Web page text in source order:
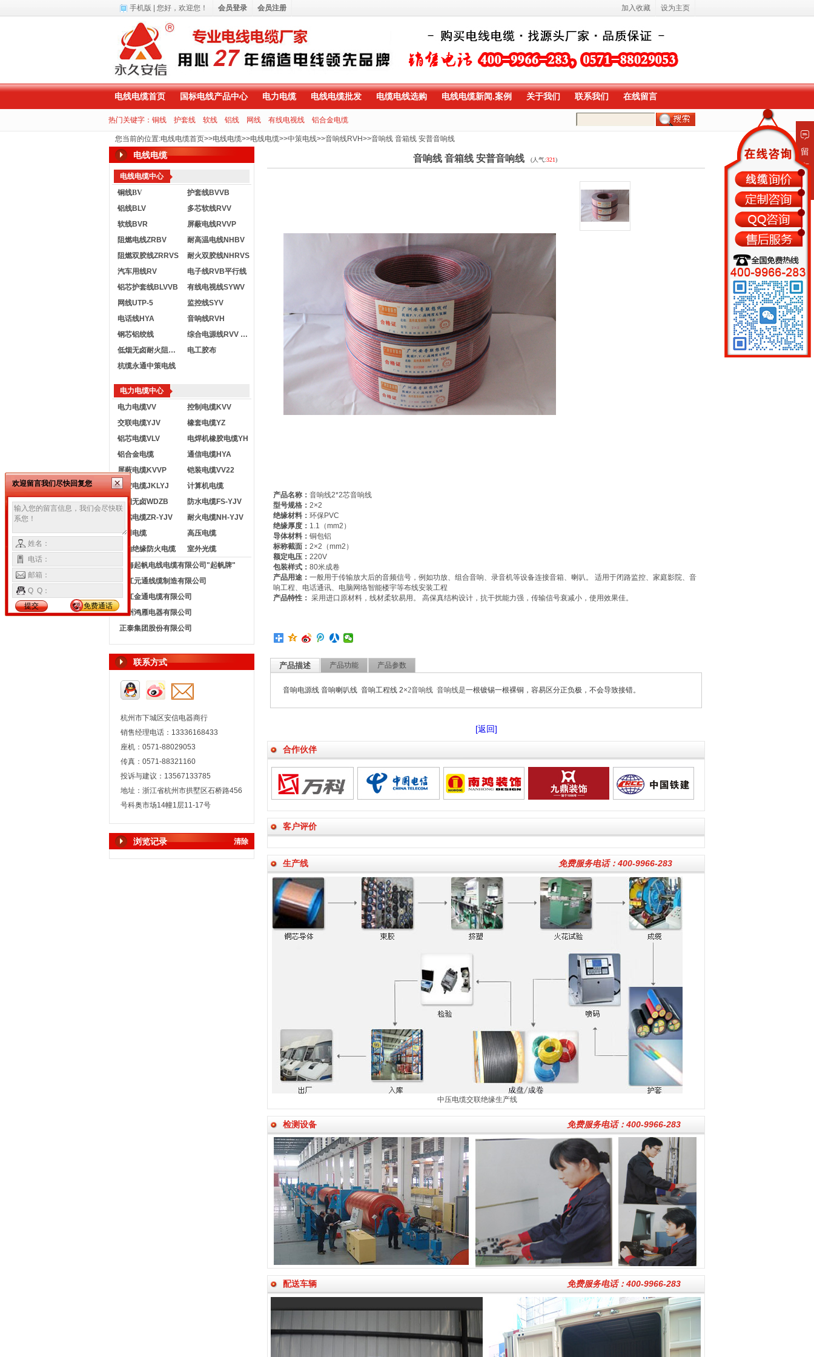
电线电缆首页 国标电线产品中心 电力电缆 电线电缆批发 电缆电线选购 电线电缆新闻.案例 关于我们 联系我们 在线留言
热门关键字： 铜线 护套线 软线 铝线 网线 有线电视线 铝合金电缆
您当前的位置:电线电缆首页>>电线电缆>>电线电缆>>中策电线>>音响线RVH>>音响线 音箱线 安普音响线
电线电缆
电线电缆中心
铜线BV
护套线BVVB
铝线BLV
多芯软线RVV
软线BVR
屏蔽电线RVVP
阻燃电线ZRBV
耐高温电线NHBV
阻燃双胶线ZRRVS
耐火双胶线NHRVS
汽车用线RV
电子线RVB平行线
铝芯护套线BLVVB
有线电视线SYWV
网线UTP-5
监控线SYV
电话线HYA
音响线RVH
钢芯铝绞线
综合电源线RVV KVVR
低烟无卤耐火阻燃电线
电工胶布
杭缆永通中策电线
电力电缆中心
电力电缆VV
控制电缆KVV
交联电缆YJV
橡套电缆YZ
铝芯电缆VLV
电焊机橡胶电缆YH
铝合金电缆
通信电缆HYA
屏蔽电缆KVVP
铠装电缆VV22
架空电缆JKLYJ
计算机电缆
低烟无卤WDZB
防水电缆FS-YJV
阻燃电缆ZR-YJV
耐火电缆NH-YJV
船用电缆
高压电缆
矿物绝缘防火电缆
室外光缆
上海起帆电线电缆有限公司"起帆牌"
浙江元通线缆制造有限公司
浙江金通电缆有限公司
杭州鸿雁电器有限公司
正泰集团股份有限公司
联系方式
杭州市下城区安信电器商行
销售经理电话：13336168433
座机：0571-88029053
传真：0571-88321160
投诉与建议：13567133785
地址：浙江省杭州市拱墅区石桥路456
号科奥市场14幢1层11-17号
浏览记录 清除
音响线 音箱线 安普音响线 (人气:321)
产品名称： 音响线2*2芯音响线
型号规格： 2×2
绝缘材料： 环保PVC
绝缘厚度： 1.1（mm2）
导体材料： 铜包铝
标称截面： 2×2（mm2）
额定电压： 220V
包装样式： 80米成卷
产品用途： 一般用于传输放大后的音频信号，例如功放、组合音响、录音机等设备连接音箱、喇叭。 适用于闭路监控、家庭影院、音
响工程、电话通讯、电脑网络智能楼宇等布线安装工程
产品特性： 采用进口原材料，线材柔软易用。 高保真结构设计，抗干扰能力强，传输信号衰减小，使用效果佳。
产品描述 产品功能 产品参数
音响电源线 音响喇叭线 音响工程线 2×2音响线 音响线是一根镀锡一根裸铜，容易区分正负极，不会导致接错。
[返回]
合作伙伴
客户评价
生产线 免费服务电话：400-9966-283
中压电缆交联绝缘生产线
检测设备 免费服务电话：400-9966-283
配送车辆 免费服务电话：400-9966-283
手机版 | 您好， 欢迎您！ 会员登录 会员注册 加入收藏 设为主页
留
言
欢迎留言我们尽快回复您
姓名：
电话：
邮箱：
Q Q：
提交
免费通话